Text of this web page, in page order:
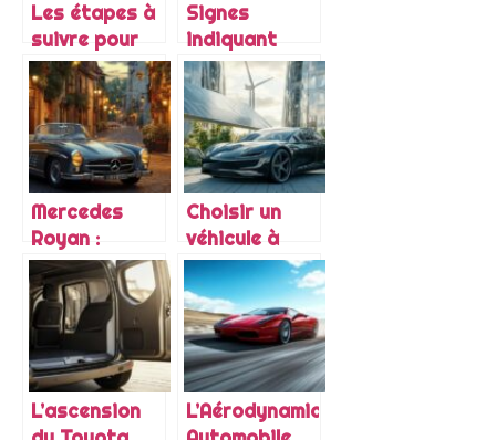
Les étapes à
suivre pour
parfaire
l’achat de
son véhicule
d’occasion
Signes
indiquant
qu’il est
temps de
changer
votre kit
embrayage
Mercedes
Royan :
Comment la
marque
premium
contribue au
développement
du bassin
d’emploi local
Choisir un
véhicule à
faible
émission de
CO2 : Guide
complet du
cumul des
primes et
avantages
L’ascension
L’Aérodynamique